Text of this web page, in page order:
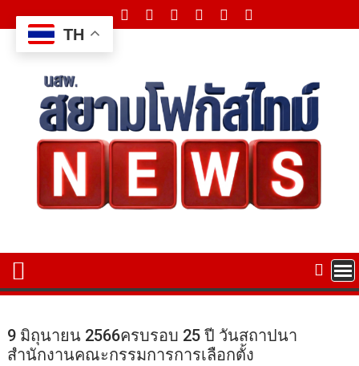
to
content
9 มิถุนายน 2566ครบรอบ 25 ปี วันสถาปนา
สำนักงานคณะกรรมการการเลือกตั้ง
TH